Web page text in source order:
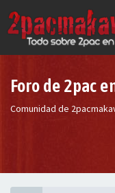
Foro de 2pac
Comunidad de